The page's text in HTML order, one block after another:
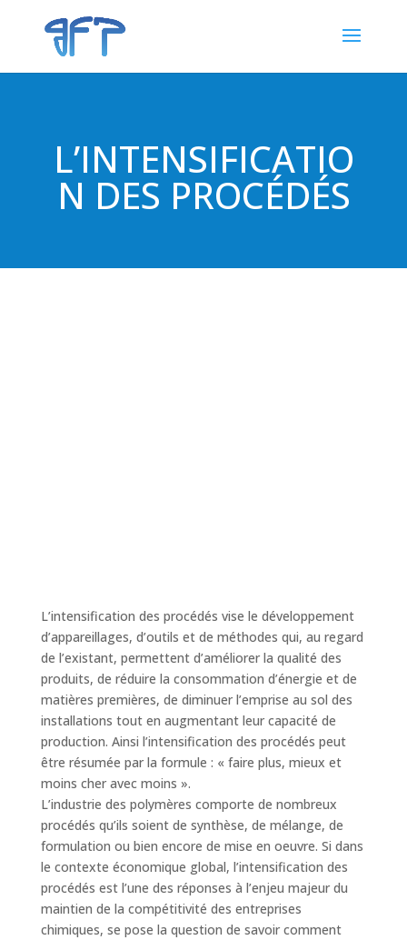
L’INTENSIFICATIO
N DES PROCÉDÉS
L’intensification des procédés vise le développement
d’appareillages, d’outils et de méthodes qui, au regard
de l’existant, permettent d’améliorer la qualité des
produits, de réduire la consommation d’énergie et de
matières premières, de diminuer l’emprise au sol des
installations tout en augmentant leur capacité de
production. Ainsi l’intensification des procédés peut
être résumée par la formule : « faire plus, mieux et
moins cher avec moins ».
L’industrie des polymères comporte de nombreux
procédés qu’ils soient de synthèse, de mélange, de
formulation ou bien encore de mise en oeuvre. Si dans
le contexte économique global, l’intensification des
procédés est l’une des réponses à l’enjeu majeur du
maintien de la compétitivité des entreprises
chimiques, se pose la question de savoir comment